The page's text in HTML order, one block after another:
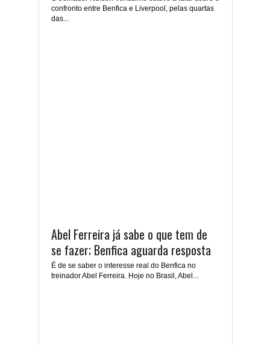
confronto entre Benfica e Liverpool, pelas quartas
das...
Abel Ferreira já sabe o que tem de
se fazer; Benfica aguarda resposta
É de se saber o interesse real do Benfica no
treinador Abel Ferreira. Hoje no Brasil, Abel...